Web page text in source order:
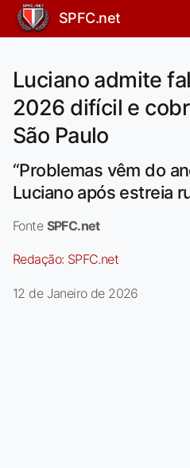
SPFC.net
Luciano admite
2026 difícil e
São Paulo
“Problemas vêm do
Luciano após estreia
Fonte SPFC.net
Redação: SPFC.net
12 de Janeiro de 2026